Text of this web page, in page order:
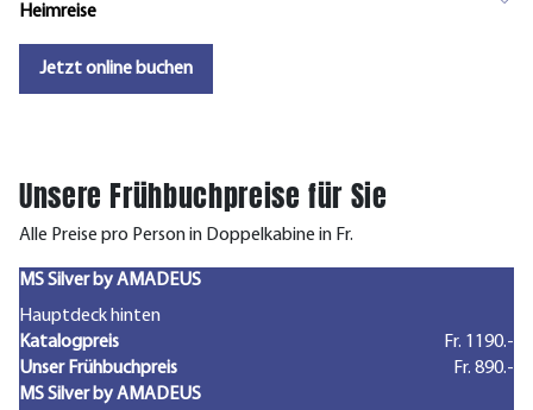
Heimreise
Jetzt online buchen
Unsere Frühbuchpreise für Sie
Alle Preise pro Person in Doppelkabine in Fr.
MS Silver by AMADEUS
Hauptdeck hinten
Katalogpreis
Fr. 1190.-
Unser Frühbuchpreis
Fr. 890.-
MS Silver by AMADEUS